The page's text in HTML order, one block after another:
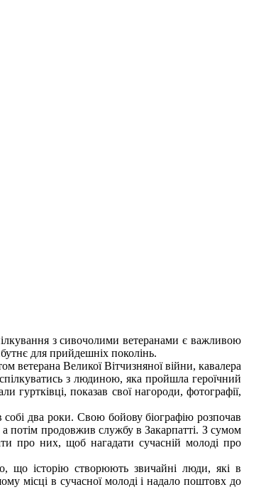
з сивочолими ветеранами є важливою
для прийдешніх поколінь.
ветерана Великої Вітчизняної війни, кавалера
з людиною, яка пройшла героїчний
гуртківці, показав свої нагороди, фотографії,
два роки. Свою бойову біографію розпочав
потім продовжив службу в Закарпатті. З сумом
про них, щоб нагадати сучасній молоді про
що історію створюють звичайні люди, які в
місці в сучасної молоді і надало поштовх до